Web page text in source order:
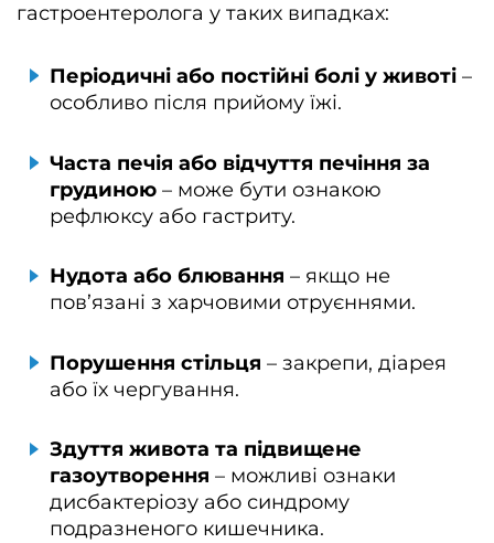
гастроентеролога у таких випадках:
Періодичні або постійні болі у животі –
особливо після прийому їжі.
Часта печія або відчуття печіння за
грудиною – може бути ознакою
рефлюксу або гастриту.
Нудота або блювання – якщо не
пов’язані з харчовими отруєннями.
Порушення стільця – закрепи, діарея
або їх чергування.
Здуття живота та підвищене
газоутворення – можливі ознаки
дисбактеріозу або синдрому
подразненого кишечника.